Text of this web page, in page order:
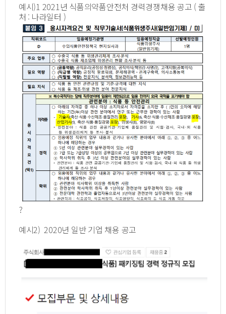
예시)1 2021년 식품의약품안전처 경력경쟁채용 공고 ( 출
처 : 나라일터 )
?
예시2) 2020년 일반 기업 채용 공고